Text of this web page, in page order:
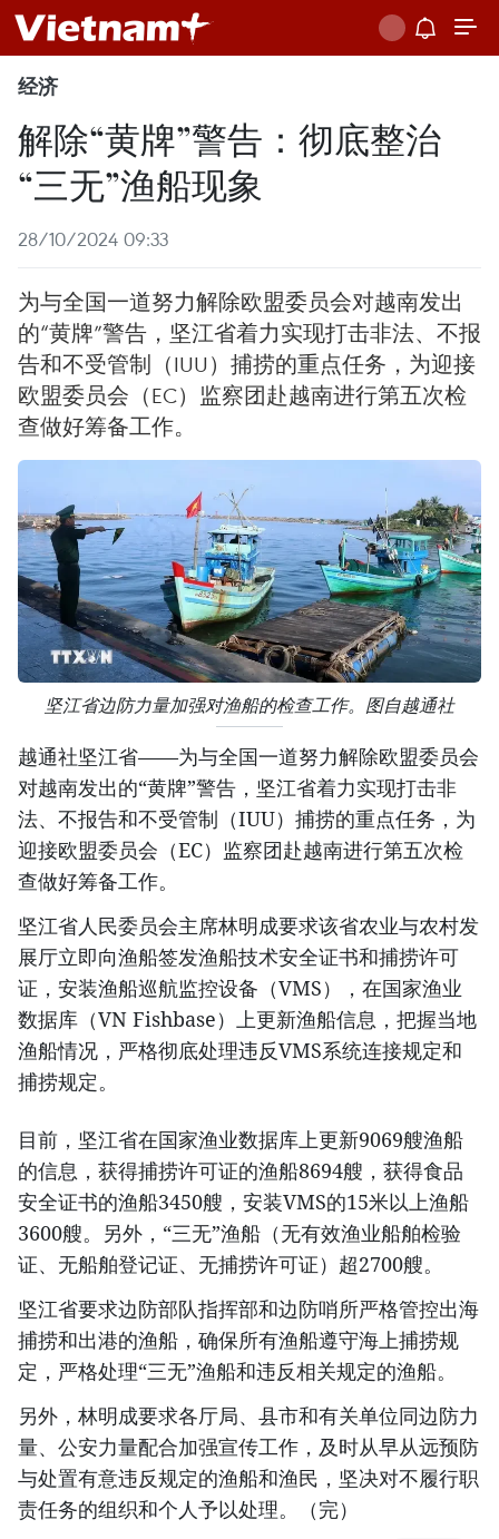
经济
解除“黄牌”警告：彻底整治
“三无”渔船现象
28/10/2024 09:33
为与全国一道努力解除欧盟委员会对越南发出
的“黄牌”警告，坚江省着力实现打击非法、不报
告和不受管制（IUU）捕捞的重点任务，为迎接
欧盟委员会（EC）监察团赴越南进行第五次检
查做好筹备工作。
坚江省边防力量加强对渔船的检查工作。图自越通社
越通社坚江省——为与全国一道努力解除欧盟委员会
对越南发出的“黄牌”警告，坚江省着力实现打击非
法、不报告和不受管制（IUU）捕捞的重点任务，为
迎接欧盟委员会（EC）监察团赴越南进行第五次检
查做好筹备工作。
坚江省人民委员会主席林明成要求该省农业与农村发
展厅立即向渔船签发渔船技术安全证书和捕捞许可
证，安装渔船巡航监控设备（VMS），在国家渔业
数据库（VN Fishbase）上更新渔船信息，把握当地
渔船情况，严格彻底处理违反VMS系统连接规定和
捕捞规定。
目前，坚江省在国家渔业数据库上更新9069艘渔船
的信息，获得捕捞许可证的渔船8694艘，获得食品
安全证书的渔船3450艘，安装VMS的15米以上渔船
3600艘。另外，“三无”渔船（无有效渔业船舶检验
证、无船舶登记证、无捕捞许可证）超2700艘。
坚江省要求边防部队指挥部和边防哨所严格管控出海
捕捞和出港的渔船，确保所有渔船遵守海上捕捞规
定，严格处理“三无”渔船和违反相关规定的渔船。
另外，林明成要求各厅局、县市和有关单位同边防力
量、公安力量配合加强宣传工作，及时从早从远预防
与处置有意违反规定的渔船和渔民，坚决对不履行职
责任务的组织和个人予以处理。（完）